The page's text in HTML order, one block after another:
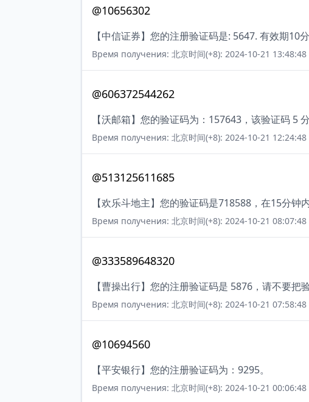
@10656302
【中信证券】您的注册验证码是: 5647. 有效期10
Время получения: 北京时间(+8): 2024-10-21 13:48:48
@606372544262
【沃邮箱】您的验证码为：157643，该验证码 5
Время получения: 北京时间(+8): 2024-10-21 12:24:48
@513125611685
【欢乐斗地主】您的验证码是718588，在15分钟
Время получения: 北京时间(+8): 2024-10-21 08:07:48
@333589648320
【曹操出行】您的注册验证码是 5876，请不要把
Время получения: 北京时间(+8): 2024-10-21 07:58:48
@10694560
【平安银行】您的注册验证码为：9295。
Время получения: 北京时间(+8): 2024-10-21 00:06:48